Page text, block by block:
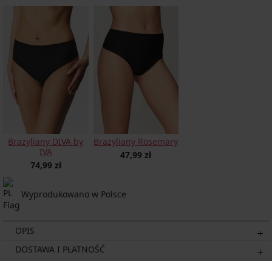
Brazyliany DIVA by
IVA
74,99 zł
Brazyliany Rosemary
47,99 zł
Wyprodukowano w Polsce
OPIS
DOSTAWA I PŁATNOŚĆ